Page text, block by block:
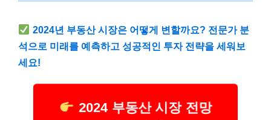
2024년 부동산 시장은 어떻게 변할까요? 전문가 분
석으로 미래를 예측하고 성공적인 투자 전략을 세워보
세요!
2024 부동산 시장 전망